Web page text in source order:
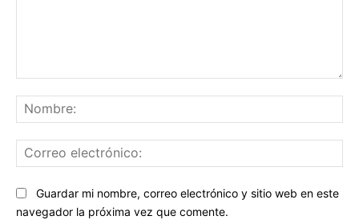
Sitio
web:
Guardar mi nombre, correo electrónico y sitio web en este
navegador la próxima vez que comente.